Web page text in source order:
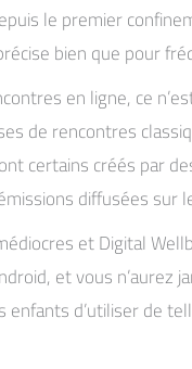
le premier
bien que pour
en ligne, ce
de rencontres
certains créés par
diffusées sur
et Digital
et vous
d’utiliser de